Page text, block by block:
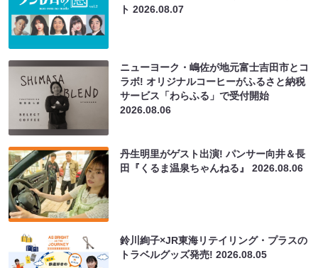
ト2026.08.07
ニューヨーク・嶋佐が地元富士吉田市とコ
ラボ! オリジナルコーヒーがふるさと納税
サービス「わらふる」で受付開始
2026.08.06
丹生明里がゲスト出演! パンサー向井＆長
田『くるま温泉ちゃんねる』2026.08.06
鈴川絢子×JR東海リテイリング・プラスの
トラベルグッズ発売!2026.08.05